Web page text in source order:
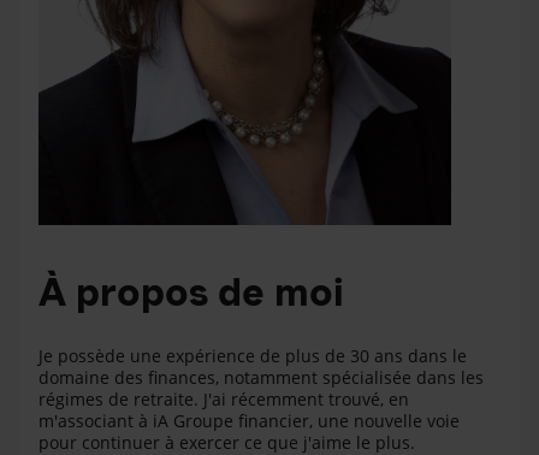
À propos de moi
Je possède une expérience de plus de 30 ans dans le
domaine des finances, notamment spécialisée dans les
régimes de retraite. J'ai récemment trouvé, en
m'associant à iA Groupe financier, une nouvelle voie
pour continuer à exercer ce que j'aime le plus.